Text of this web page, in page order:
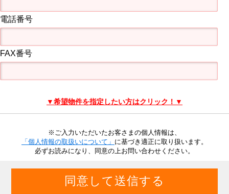
電話番号
FAX番号
▼希望物件を指定したい方はクリック！▼
※ご入力いただいたお客さまの個人情報は、
「個人情報の取扱いについて」 に基づき適正に取り扱います。
必ずお読みになり、同意の上お問い合わせください。